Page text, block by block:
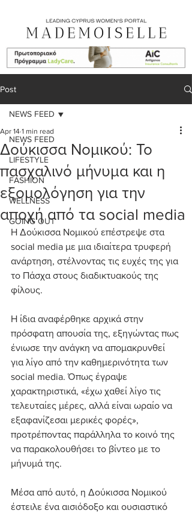
Post
NEWS FEED
LIFESTYLE
FASHION
WELLNESS
GOING OUT
NEWS FEED
Δούκισσα Νομικού: Το
πασχαλινό μήνυμα και η
εξομολόγηση για την
αποχή από τα social media
Apr 14 1 min read
Η Δούκισσα Νομικού επέστρεψε στα
social media με μια ιδιαίτερα τρυφερή
ανάρτηση, στέλνοντας τις ευχές της για
το Πάσχα στους διαδικτυακούς της
φίλους.
Η ίδια αναφέρθηκε αρχικά στην
πρόσφατη απουσία της, εξηγώντας πως
ένιωσε την ανάγκη να απομακρυνθεί
για λίγο από την καθημερινότητα των
social media. Όπως έγραψε
χαρακτηριστικά, «έχω χαθεί λίγο τις
τελευταίες μέρες, αλλά είναι ωραίο να
εξαφανίζεσαι μερικές φορές»,
προτρέποντας παράλληλα το κοινό της
να παρακολουθήσει το βίντεο με το
μήνυμά της.
Μέσα από αυτό, η Δούκισσα Νομικού
έστειλε ένα αισιόδοξο και ουσιαστικό